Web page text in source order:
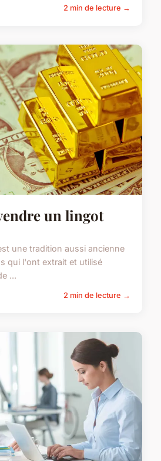
2 min de lecture →
un lingot
une tradition aussi ancienne
qui l'ont extrait et utilisé
...
2 min de lecture →